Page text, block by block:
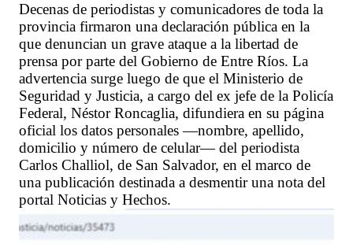
Decenas de periodistas y comunicadores de toda la
provincia firmaron una declaración pública en la
que denuncian un grave ataque a la libertad de
prensa por parte del Gobierno de Entre Ríos. La
advertencia surge luego de que el Ministerio de
Seguridad y Justicia, a cargo del ex jefe de la Policía
Federal, Néstor Roncaglia, difundiera en su página
oficial los datos personales —nombre, apellido,
domicilio y número de celular— del periodista
Carlos Challiol, de San Salvador, en el marco de
una publicación destinada a desmentir una nota del
portal Noticias y Hechos.